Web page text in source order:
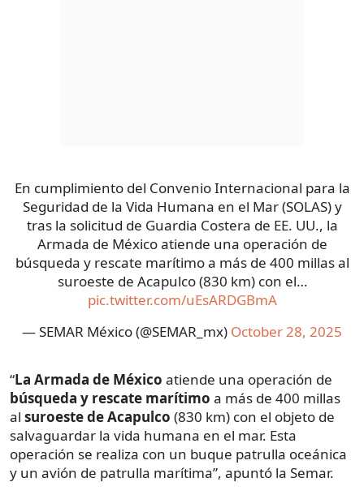
En cumplimiento del Convenio Internacional para la
Seguridad de la Vida Humana en el Mar (SOLAS) y
tras la solicitud de Guardia Costera de EE. UU., la
Armada de México atiende una operación de
búsqueda y rescate marítimo a más de 400 millas al
suroeste de Acapulco (830 km) con el…
pic.twitter.com/uEsARDGBmA
— SEMAR México (@SEMAR_mx) October 28, 2025
“La Armada de México atiende una operación de
búsqueda y rescate marítimo a más de 400 millas
al suroeste de Acapulco (830 km) con el objeto de
salvaguardar la vida humana en el mar. Esta
operación se realiza con un buque patrulla oceánica
y un avión de patrulla marítima”, apuntó la Semar.